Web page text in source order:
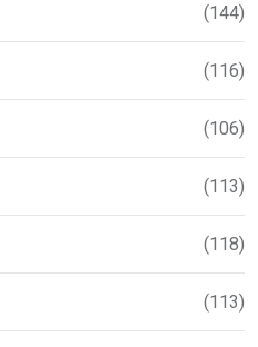
(144)
(116)
(106)
(113)
(118)
(113)